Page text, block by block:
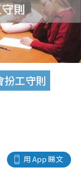
扮工守則
用 App 睇文